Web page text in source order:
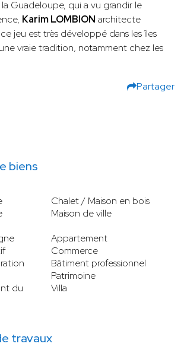
Guadeloupe, qui a vu grandir le
Karim LOMBION architecte
jeu est très développé dans les îles
vraie tradition, notamment chez les
Partager
biens
Chalet / Maison en bois
Maison de ville
Appartement
Commerce
Bâtiment professionnel
Patrimoine
du
Villa
travaux